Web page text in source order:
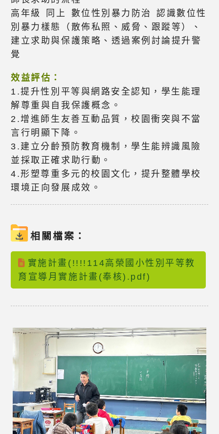
高年級 同上 數位性別暴力防治 認識數位性
別暴力樣態（散佈私照、威脅、跟蹤等）、
建立求助與保護策略、透過案例討論提升警
覺
效益評估：
1.提升性別平等與網路安全認知，學生能理
解尊重與自我保護概念。
2.增進師生友善互動品質，校園衝突與不當
言行明顯下降。
3.建立分齡預防教育機制，學生能辨識風險
並採取正確求助行動。
4.形塑尊重多元的校園文化，提升整體學校
環境正向發展成效。
相關檔案：
實施計畫(!!!!114高榮國小性別平等教
育宣導月實施計畫(奉核).pdf)